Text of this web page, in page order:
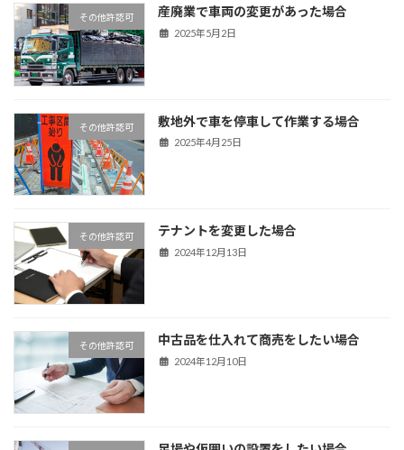
その他許認可 産廃業で車両の変更があった場合
2025年5月2日
その他許認可 敷地外で車を停車して作業する場合
2025年4月25日
その他許認可 テナントを変更した場合
2024年12月13日
その他許認可 中古品を仕入れて商売をしたい場合
2024年12月10日